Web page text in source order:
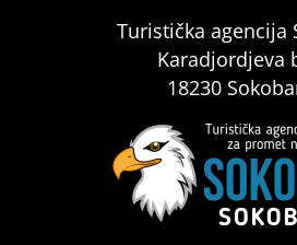
Turistička agencija
Karadjordjeva
18230